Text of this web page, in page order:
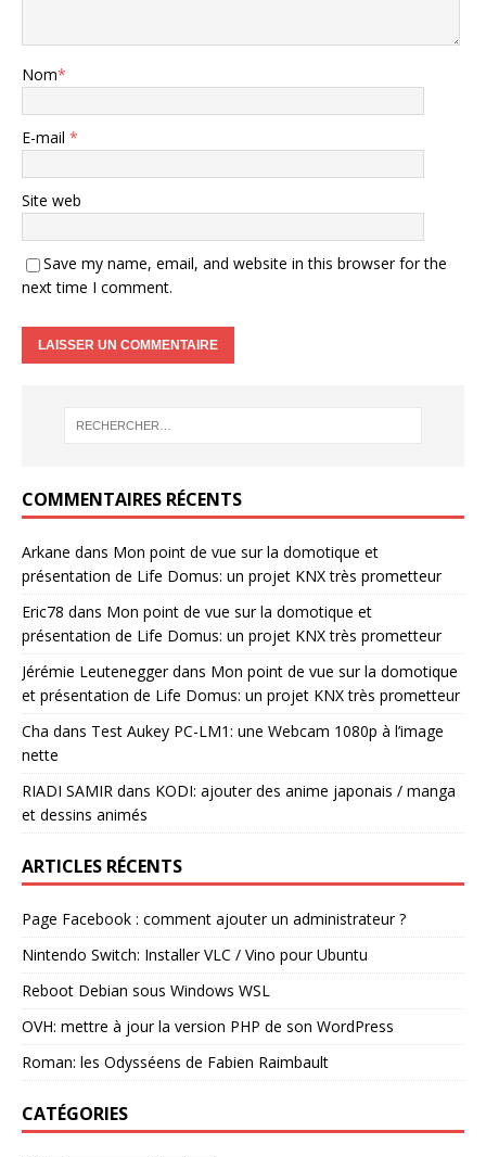
Nom*
E-mail *
Site web
Save my name, email, and website in this browser for the
next time I comment.
COMMENTAIRES RÉCENTS
Arkane dans Mon point de vue sur la domotique et
présentation de Life Domus: un projet KNX très prometteur
Eric78 dans Mon point de vue sur la domotique et
présentation de Life Domus: un projet KNX très prometteur
Jérémie Leuteneggerdans Mon point de vue sur la domotique
et présentation de Life Domus: un projet KNX très prometteur
Cha dans Test Aukey PC-LM1: une Webcam 1080p à l’image
nette
RIADI SAMIR dans KODI: ajouter des anime japonais / manga
et dessins animés
ARTICLES RÉCENTS
Page Facebook : comment ajouter un administrateur ?
Nintendo Switch: Installer VLC / Vino pour Ubuntu
Reboot Debian sous Windows WSL
OVH: mettre à jour la version PHP de son WordPress
Roman: les Odysséens de Fabien Raimbault
CATÉGORIES